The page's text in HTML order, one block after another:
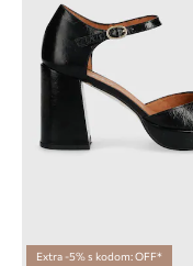
Extra -5% s kodom: OFF*